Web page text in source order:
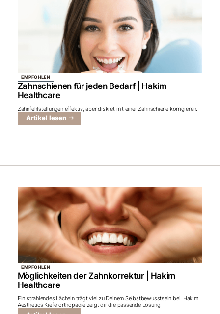
EMPFOHLEN
Zahnschienen für jeden Bedarf | Hakim
Healthcare
Zahnfehlstellungen effektiv, aber diskret mit einer Zahnschiene korrigieren.
Artikel lesen
EMPFOHLEN
Möglichkeiten der Zahnkorrektur | Hakim
Healthcare
Ein strahlendes Lächeln trägt viel zu Deinem Selbstbewusstsein bei. Hakim
Aesthetics Kieferorthopädie zeigt dir die passende Lösung.